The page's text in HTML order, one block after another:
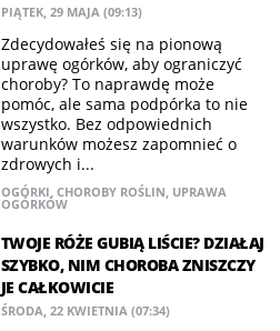
PIĄTEK, 29 MAJA (09:13)
Zdecydowałeś się na pionową
uprawę ogórków, aby ograniczyć
choroby? To naprawdę może
pomóc, ale sama podpórka to nie
wszystko. Bez odpowiednich
warunków możesz zapomnieć o
zdrowych i...
OGÓRKI, CHOROBY ROŚLIN, UPRAWA
OGÓRKÓW
TWOJE RÓŻE GUBIĄ LIŚCIE? DZIAŁAJ
SZYBKO, NIM CHOROBA ZNISZCZY
JE CAŁKOWICIE
ŚRODA, 22 KWIETNIA (07:34)